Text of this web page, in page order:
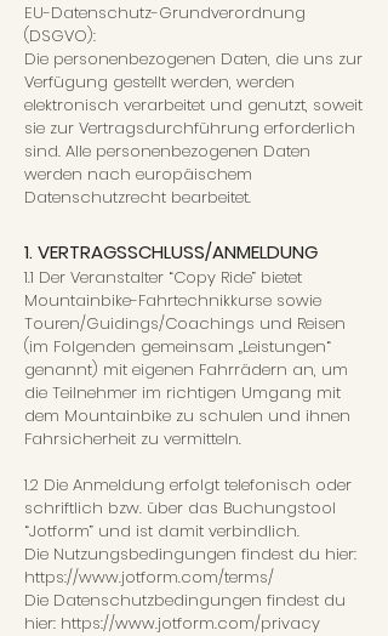
EU-Datenschutz-Grundverordnung
(DSGVO):
Die personenbezogenen Daten, die uns zur
Verfügung gestellt werden, werden
elektronisch verarbeitet und genutzt, soweit
sie zur Vertragsdurchführung erforderlich
sind. Alle personenbezogenen Daten
werden nach europäischem
Datenschutzrecht bearbeitet.
1. VERTRAGSSCHLUSS/ANMELDUNG
1.1 Der Veranstalter “Copy Ride” bietet
Mountainbike-Fahrtechnikkurse sowie
Touren/Guidings/Coachings und Reisen
(im Folgenden gemeinsam „Leistungen“
genannt) mit eigenen Fahrrädern an, um
die Teilnehmer im richtigen Umgang mit
dem Mountainbike zu schulen und ihnen
Fahrsicherheit zu vermitteln.
1.2 Die Anmeldung erfolgt telefonisch oder
schriftlich bzw. über das Buchungstool
“Jotform” und ist damit verbindlich.
Die Nutzungsbedingungen findest du hier:
https://www.jotform.com/terms/
Die Datenschutzbedingungen findest du
hier: https://www.jotform.com/privacy